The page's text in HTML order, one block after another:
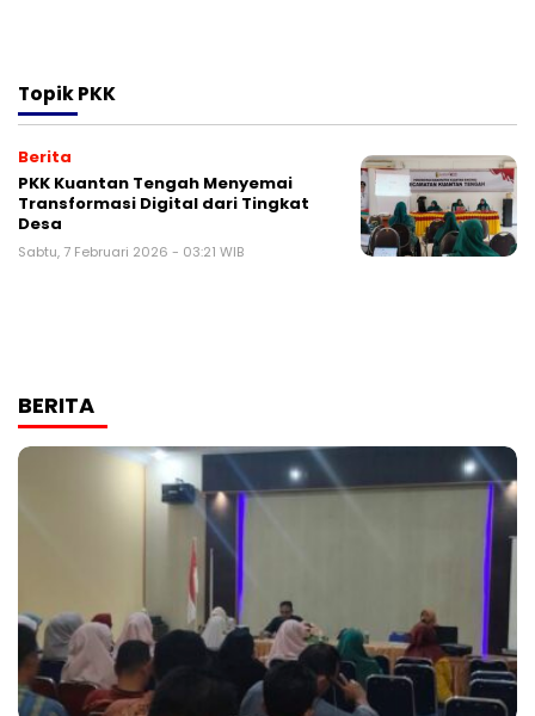
TopikPKK
Berita
PKK Kuantan Tengah Menyemai
Transformasi Digital dari Tingkat
Desa
Sabtu, 7 Februari 2026 - 03:21 WIB
BERITA